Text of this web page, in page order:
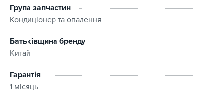
Група запчастин
Кондиціонер та опалення
Батьківщина бренду
Китай
Гарантія
1 місяць